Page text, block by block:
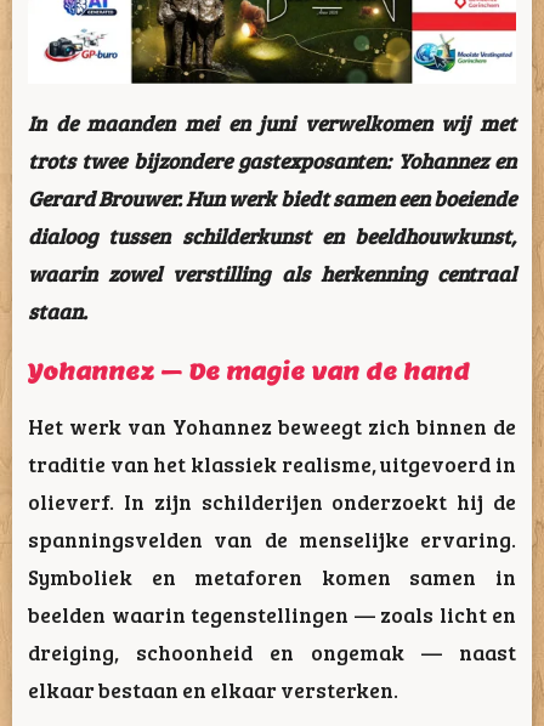
In de maanden mei en juni verwelkomen wij met
trots twee bijzondere gastexposanten: Yohannezen
Gerard Brouwer. Hun werk biedt samen een boeiende
dialoog tussen schilderkunst en beeldhouwkunst,
waarin zowel verstilling als herkenning centraal
staan.
Yohannez – De magie van de hand
Het werk van Yohannez beweegt zich binnen de
traditie van het klassiek realisme, uitgevoerd in
olieverf. In zijn schilderijen onderzoekt hij de
spanningsvelden van de menselijke ervaring.
Symboliek en metaforen komen samen in
beelden waarin tegenstellingen — zoals licht en
dreiging, schoonheid en ongemak — naast
elkaar bestaan en elkaar versterken.